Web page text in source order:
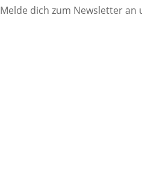
Melde dich zum Newsletter an